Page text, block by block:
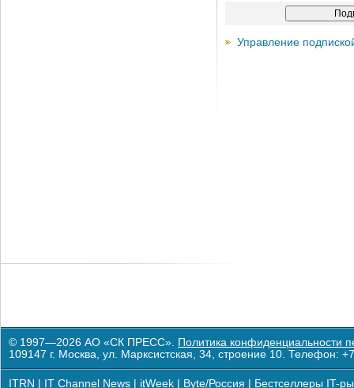
Управление
© 1997—2026 АО «СК ПРЕСС». Политика конфиденциальности
109147 г. Москва, ул. Марксистская, 34, строение 10. Телефон:
ITRN IT Channel News itWeek Byte/Россия Бестселлеры IT-